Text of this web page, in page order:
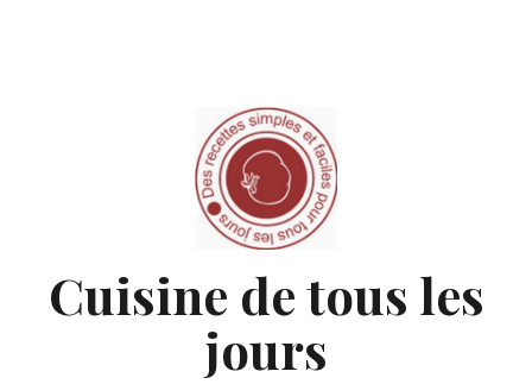
Cuisine de tous les
jours